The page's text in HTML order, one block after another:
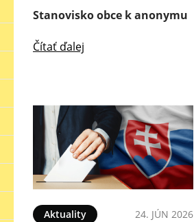
Stanovisko obce k anonymu
Čítať ďalej
Aktuality 24. JÚN 2026